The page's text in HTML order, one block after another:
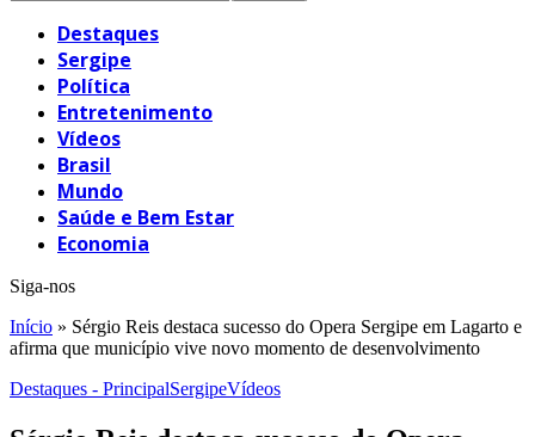
Destaques
Sergipe
Política
Entretenimento
Vídeos
Brasil
Mundo
Saúde e Bem Estar
Economia
Siga-nos
Início » Sérgio Reis destaca sucesso do Opera Sergipe em Lagarto e
afirma que município vive novo momento de desenvolvimento
Destaques - PrincipalSergipeVídeos